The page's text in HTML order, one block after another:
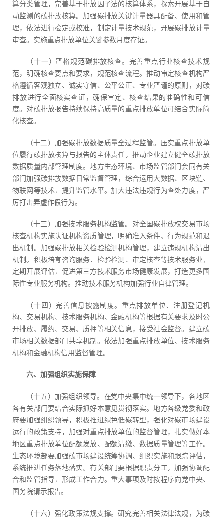
算分类管理，完善基于排放因子法的核算体系，探索开展基于自
动监测的碳排放核算。加强碳排放关键计量器具配备、使用和管
理，依法进行检定或校准，制定计量技术规范，开展碳排放计量
审查。实施重点排放单位关键参数月度存证。
（十一）严格规范碳排放核查。完善重点行业核查技术规
范，明确核查要点和要求，规范核查流程。推动审定核查机构严
格遵循客观独立、诚实守信、公平公正、专业严谨的原则，对碳
排放进行全面核实查证，确保审定、核查结果的准确性和可信
度。对碳排放报告持续保持高质量的重点排放单位可结合实际简
化核查。
（十二）加强碳排放数据质量全过程监管。压实重点排放单
位履行碳排放核算与报告的主体责任，推动企业建立健全碳排放
数据质量内部管理制度。地方生态环境、市场监管部门会同有关
部门加强碳排放数据日常监督管理，综合运用大数据、区块链、
物联网等技术，提升监管水平。加大违法违规行为查处力度，严
厉打击弄虚作假行为。
（十三）加强技术服务机构监管。对全国碳排放权交易市场
核查机构实施认证机构资质管理，明确准入条件、行为规范和退
出机制。加强碳排放相关检验检测机构管理，建立违规机构清出
机制。积极培育咨询服务、检验检测、审定核查等技术服务业，
定期开展评估，促进第三方技术服务市场健康发展，打造更多国
际性专业服务机构。推动技术服务机构加强行业自律管理。
（十四）完善信息披露制度。重点排放单位、注册登记机
构、交易机构、技术服务机构、金融机构等根据有关要求及时公
开排放、履约、交易、质押等相关信息，接受社会监督。建立碳
市场相关数据部门共享机制。依法加强重点排放单位、技术服务
机构和金融机构信用监督管理。
六、加强组织实施保障
（十五）加强组织领导。在党中央集中统一领导下，各地区
各有关部门要结合实际抓好本意见贯彻落实。地方各级党委和政
府要加强组织领导，积极推进绿色低碳转型，强化对碳市场建设
运行的政策支持，加强对重点排放单位的监督管理，扎实做好本
地区重点排放单位配额发放、配额清缴、数据质量管理等工作。
生态环境部要加强碳市场建设统筹协调、组织实施和跟踪评估，
系统推进任务落地落实。有关部门要根据职责分工，加强协调配
合和监管指导，形成工作合力。重大事项及时按程序向党中央、
国务院请示报告。
（十六）强化政策法规支撑。研究完善相关法律法规，为碳